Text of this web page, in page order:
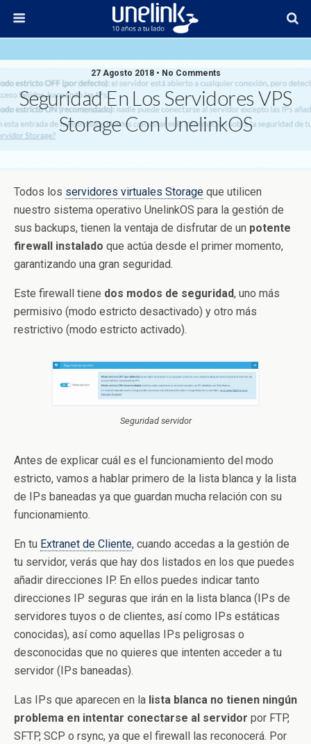
27 Agosto 2018 • No Comments
Seguridad En Los Servidores VPS
Storage Con UnelinkOS
Todos los servidores virtuales Storage que utilicen
nuestro sistema operativo UnelinkOS para la gestión de
sus backups, tienen la ventaja de disfrutar de un potente
firewall instalado que actúa desde el primer momento,
garantizando una gran seguridad.
Este firewall tiene dos modos de seguridad, uno más
permisivo (modo estricto desactivado) y otro más
restrictivo (modo estricto activado).
Seguridad servidor
Antes de explicar cuál es el funcionamiento del modo
estricto, vamos a hablar primero de la lista blanca y la lista
de IPs baneadas ya que guardan mucha relación con su
funcionamiento.
En tu Extranet de Cliente, cuando accedas a la gestión de
tu servidor, verás que hay dos listados en los que puedes
añadir direcciones IP. En ellos puedes indicar tanto
direcciones IP seguras que irán en la lista blanca (IPs de
servidores tuyos o de clientes, así como IPs estáticas
conocidas), así como aquellas IPs peligrosas o
desconocidas que no quieres que intenten acceder a tu
servidor (IPs baneadas).
Las IPs que aparecen en la lista blanca no tienen ningún
problema en intentar conectarse al servidor por FTP,
SFTP, SCP o rsync, ya que el firewall las reconocerá. Por